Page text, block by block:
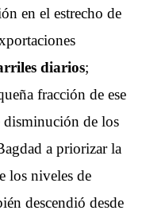
en el estrecho de
diarios;
fracción de ese
de los
a priorizar la
los niveles de
descendió desde